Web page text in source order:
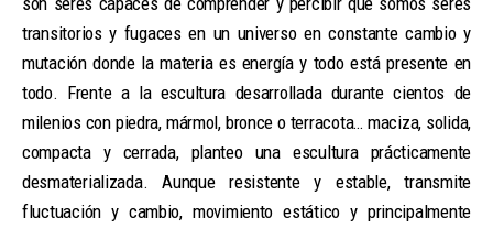
transitorios y fugaces en un universo en constante cambio y
mutación donde la materia es energía y todo está presente en
todo. Frente a la escultura desarrollada durante cientos de
milenios con piedra, mármol, bronce o terracota… maciza, solida,
compacta y cerrada, planteo una escultura prácticamente
desmaterializada. Aunque resistente y estable, transmite
fluctuación y cambio, movimiento estático y principalmente